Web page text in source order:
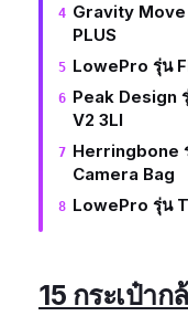
Gravity
PLUS
LowePro รุ่น
Peak Design
V2 3Ll
Herringbone
Camera Bag
LowePro รุ่น
15 กระเป๋า